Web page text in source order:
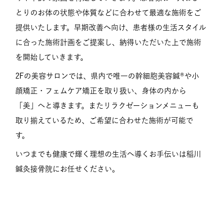
とりのお体の状態や体質などに合わせて最適な施術をご
提供いたします。早期改善へ向け、患者様の生活スタイル
に合った施術計画をご提案し、納得いただいた上で施術
を開始していきます。
2Fの美容サロンでは、県内で唯一の幹細胞美容鍼®や小
顔矯正・フェムケア矯正を取り扱い、身体の内から
「美」へと導きます。またリラクゼーションメニューも
取り揃えているため、ご希望に合わせた施術が可能で
す。
いつまでも健康で輝く理想の生活へ導くお手伝いは稲川
鍼灸接骨院にお任せください。